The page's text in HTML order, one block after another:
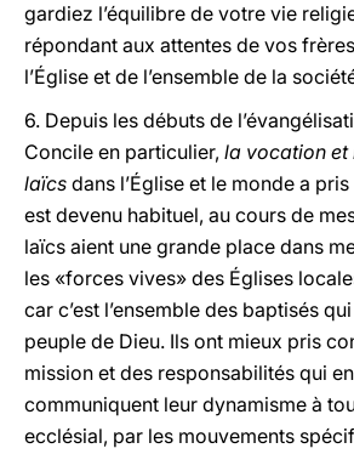
gardiez l’équilibre de votre vie
répondant aux attentes de vos
l’Église et de l’ensemble de la
6. Depuis les débuts de
Concile en particulier, la vocation et
laïcs dans l’Église et le monde a
est devenu habituel, au cours de
laïcs aient une grande place dans
les «forces vives» des Églises
car c’est l’ensemble des baptisés
peuple de Dieu. Ils ont mieux pris
mission et des responsabilités qui
communiquent leur dynamisme à
ecclésial, par les mouvements